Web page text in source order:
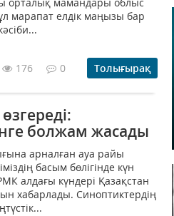
марапат елдік маңызы бар
176 0 Толығырақ
болжам жасады
арналған ауа райы
басым бөлігінде күн
алдағы күндері Қазақстан
хабарлады. Синоптиктердің